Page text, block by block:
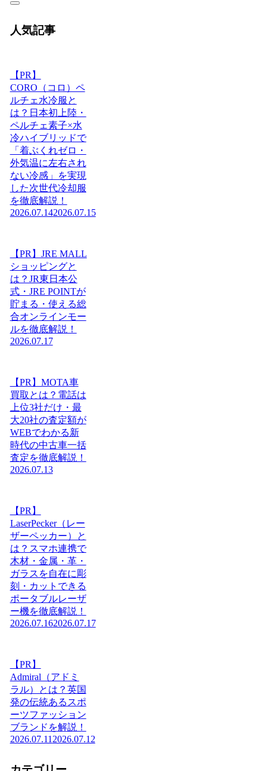
人気記事
【PR】
CORO（コロ）ペ
ルチェ水冷服と
は？日本初上陸・
ペルチェ素子×水
冷ハイブリッドで
「着ぶくれゼロ・
外気温に左右され
ない冷感」を実現
した次世代冷却服
を徹底解説！
2026.07.142026.07.15
【PR】JRE MALL
ショッピングと
は？JR東日本公
式・JRE POINTが
貯まる・使える総
合オンラインモー
ルを徹底解説！
2026.07.17
【PR】MOTA車
買取とは？電話は
上位3社だけ・最
大20社の査定額が
WEBでわかる新
時代の中古車一括
査定を徹底解説！
2026.07.13
【PR】
LaserPecker（レー
ザーペッカー）と
は？スマホ連携で
木材・金属・革・
ガラスを自在に彫
刻・カットできる
ポータブルレーザ
ー機を徹底解説！
2026.07.162026.07.17
【PR】
Admiral（アドミ
ラル）とは？英国
発の伝統あるスポ
ーツファッション
ブランドを解説！
2026.07.11 2026.07.12